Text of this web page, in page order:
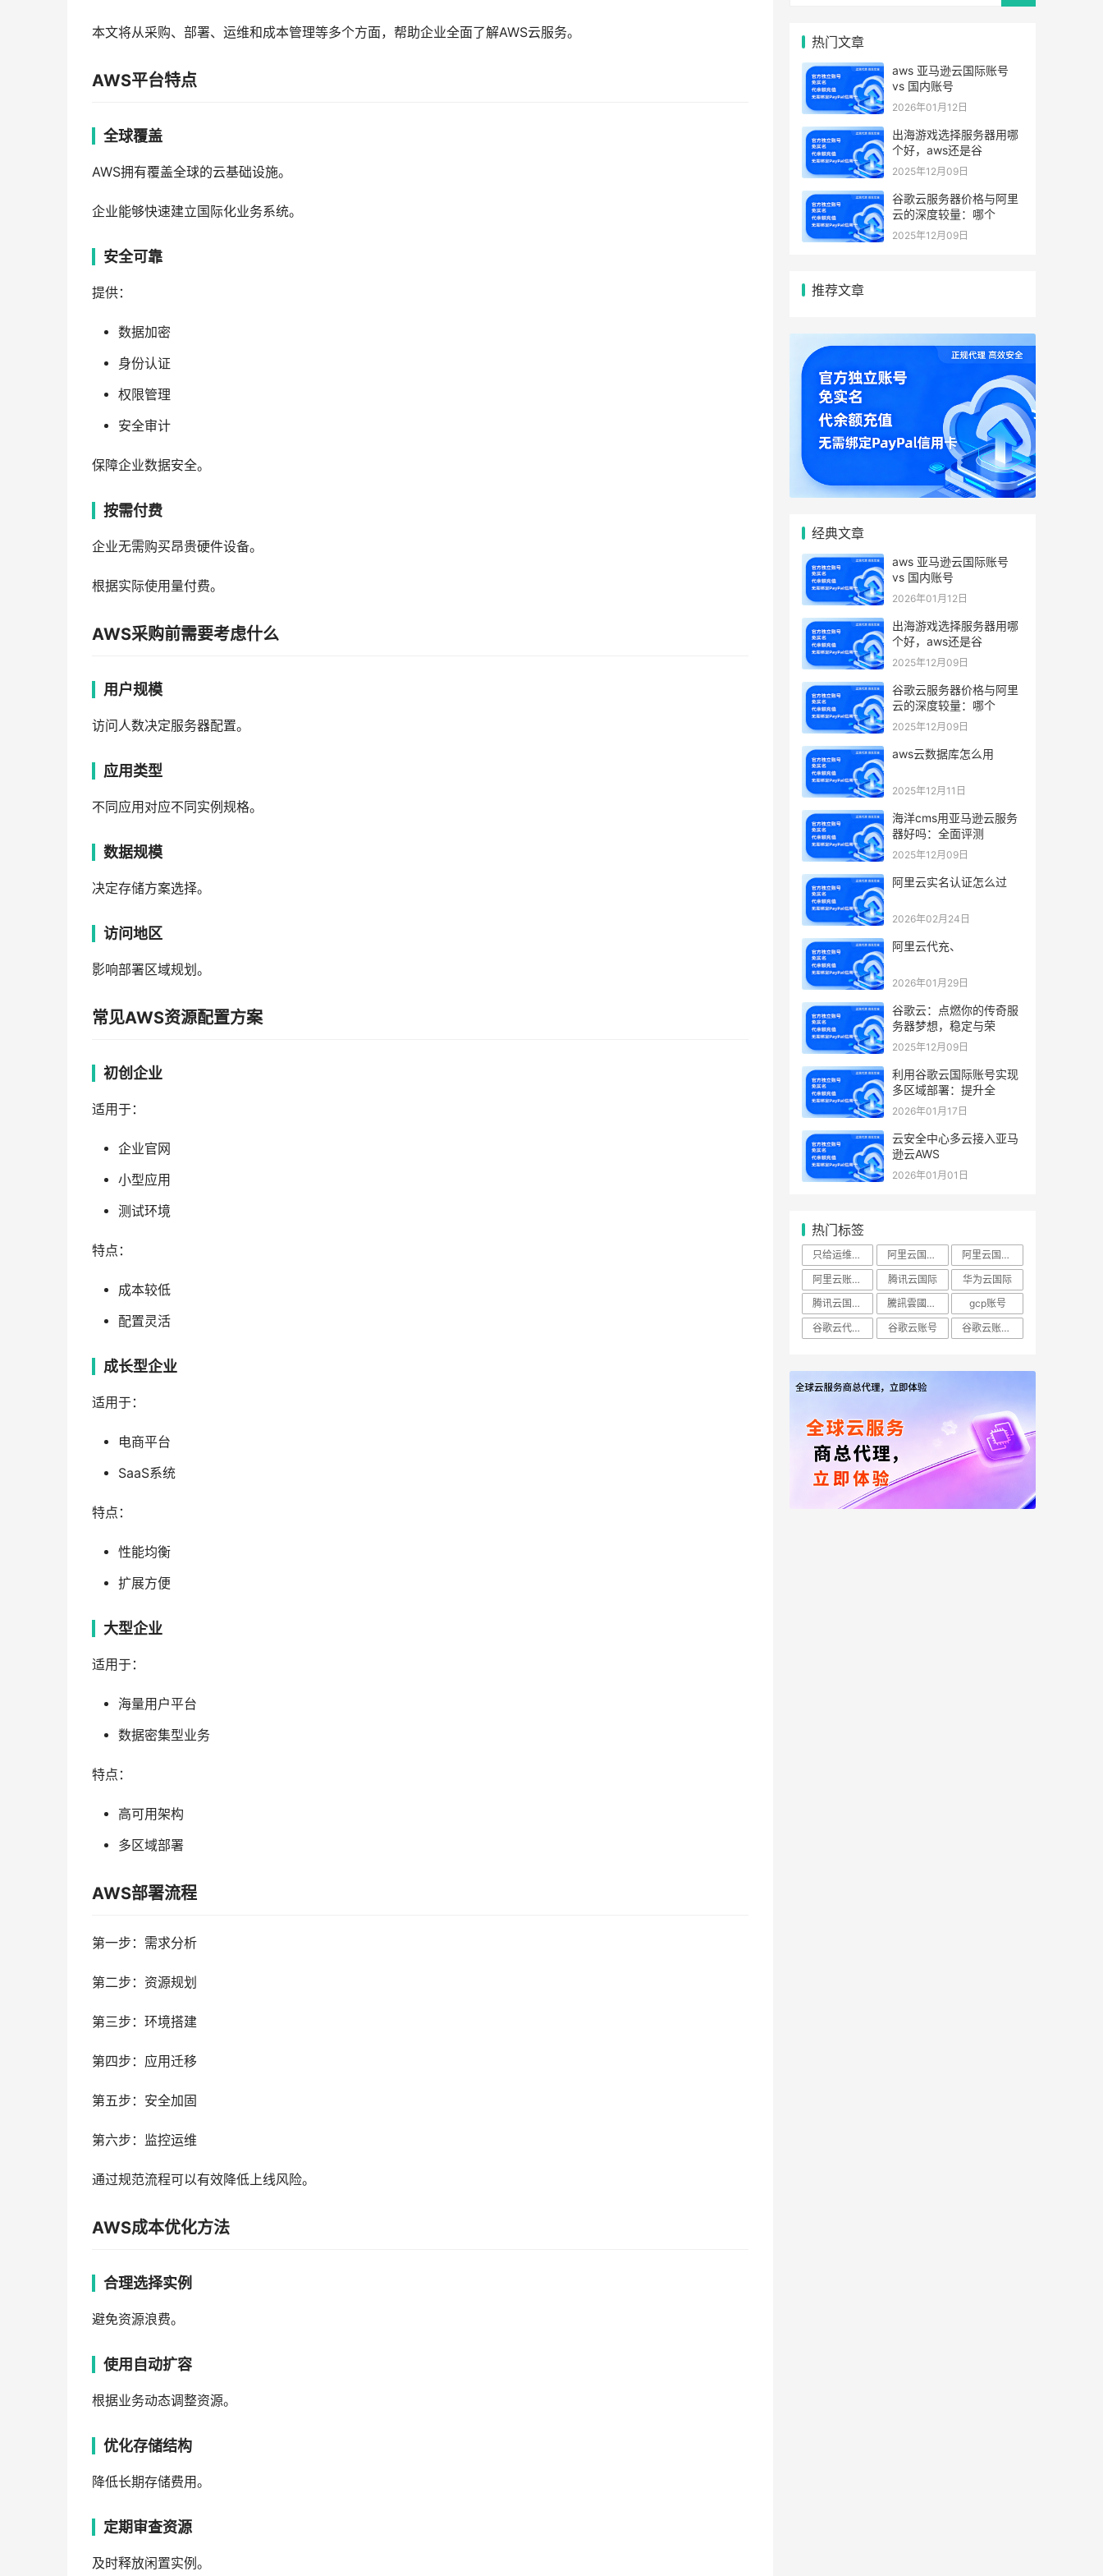
本文将从采购、部署、运维和成本管理等多个方面，帮助企业全面了解AWS云服务。
AWS平台特点
全球覆盖
AWS拥有覆盖全球的云基础设施。
企业能够快速建立国际化业务系统。
安全可靠
提供：
数据加密
身份认证
权限管理
安全审计
保障企业数据安全。
按需付费
企业无需购买昂贵硬件设备。
根据实际使用量付费。
AWS采购前需要考虑什么
用户规模
访问人数决定服务器配置。
应用类型
不同应用对应不同实例规格。
数据规模
决定存储方案选择。
访问地区
影响部署区域规划。
常见AWS资源配置方案
初创企业
适用于：
企业官网
小型应用
测试环境
特点：
成本较低
配置灵活
成长型企业
适用于：
电商平台
SaaS系统
特点：
性能均衡
扩展方便
大型企业
适用于：
海量用户平台
数据密集型业务
特点：
高可用架构
多区域部署
AWS部署流程
第一步：需求分析
第二步：资源规划
第三步：环境搭建
第四步：应用迁移
第五步：安全加固
第六步：监控运维
通过规范流程可以有效降低上线风险。
AWS成本优化方法
合理选择实例
避免资源浪费。
使用自动扩容
根据业务动态调整资源。
优化存储结构
降低长期存储费用。
定期审查资源
及时释放闲置实例。
热门文章
aws 亚马逊云国际账号
vs 国内账号
2026年01月12日
出海游戏选择服务器用哪
个好，aws还是谷
2025年12月09日
谷歌云服务器价格与阿里
云的深度较量：哪个
2025年12月09日
推荐文章
经典文章
aws 亚马逊云国际账号
vs 国内账号
2026年01月12日
出海游戏选择服务器用哪
个好，aws还是谷
2025年12月09日
谷歌云服务器价格与阿里
云的深度较量：哪个
2025年12月09日
aws云数据库怎么用
2025年12月11日
海洋cms用亚马逊云服务
器好吗：全面评测
2025年12月09日
阿里云实名认证怎么过
2026年02月24日
阿里云代充、
2026年01月29日
谷歌云：点燃你的传奇服
务器梦想，稳定与荣
2025年12月09日
利用谷歌云国际账号实现
多区域部署：提升全
2026年01月17日
云安全中心多云接入亚马
逊云AWS
2026年01月01日
热门标签
只给运维开ECS查看权限怎么做？ 阿里云国际账号
阿里云国际站
阿里云账号购买：（RAM）授权
腾讯云国际
华为云国际
腾讯云国际版
騰訊雲國際站
gcp账号
谷歌云代理商
谷歌云账号 谷歌云账号购买